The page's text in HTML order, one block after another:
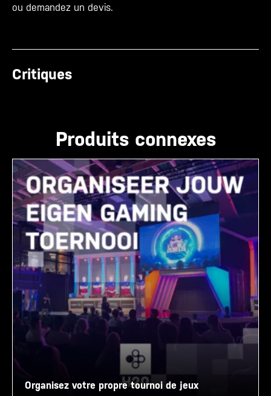
ou demandez un devis.
Critiques
Produits connexes
Organisez votre propre tournoi de jeux